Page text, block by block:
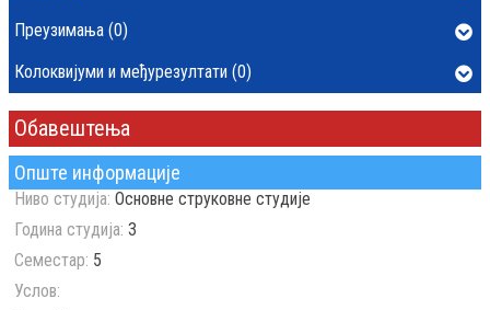
Опште информације
Ниво студија: Основне струковне студије
Година студија: 3
Семестар: 5
Услов:
Преузимања (0)
Колоквијуми и међурезултати (0)
Обавештења